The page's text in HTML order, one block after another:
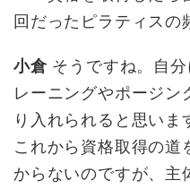
回だったピラティスの
小倉そうですね。自分
レーニングやポージン
り入れられると思いま
これから資格取得の道
からないのですが、主